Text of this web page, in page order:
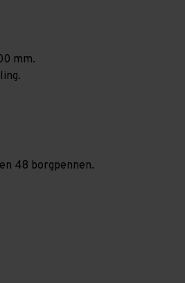
mm.
48 borgpennen.